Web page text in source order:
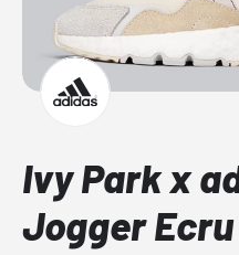
Ivy Park x
Jogger